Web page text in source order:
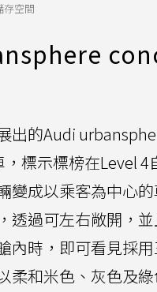
空間
出的Audi
標示標榜在Level 4
變成以乘客為中心
透過可左右敞開，
內時，即可看見採
柔和米色、灰色及